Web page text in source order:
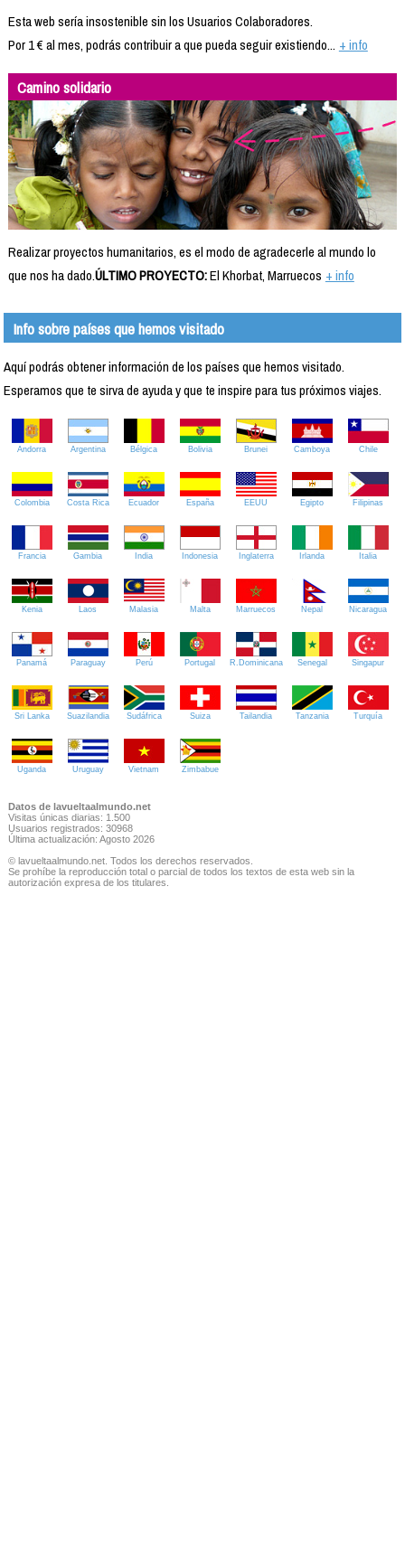
Esta web sería insostenible sin los Usuarios Colaboradores.
Por 1 € al mes, podrás contribuir a que pueda seguir existiendo... + info
Camino solidario
Realizar proyectos humanitarios, es el modo de agradecerle al mundo lo
que nos ha dado.ÚLTIMO PROYECTO:El Khorbat, Marruecos + info
Info sobre países que hemos visitado
Aquí podrás obtener información de los países que hemos visitado.
Esperamos que te sirva de ayuda y que te inspire para tus próximos viajes.
Andorra Argentina Bélgica Bolivia Brunei Camboya Chile
Colombia Costa Rica Ecuador España EEUU Egipto Filipinas
Francia Gambia India Indonesia Inglaterra Irlanda Italia
Kenia Laos Malasia Malta Marruecos Nepal Nicaragua
Panamá Paraguay Perú Portugal R.Dominicana Senegal Singapur
Sri Lanka Suazilandia Sudáfrica Suiza Tailandia Tanzania Turquía
Uganda Uruguay Vietnam Zimbabue
Datos de lavueltaalmundo.net
Visitas únicas diarias: 1.500
Usuarios registrados: 30968
Última actualización: Agosto 2026
© lavueltaalmundo.net. Todos los derechos reservados.
Se prohíbe la reproducción total o parcial de todos los textos de esta web sin la
autorización expresa de los titulares.